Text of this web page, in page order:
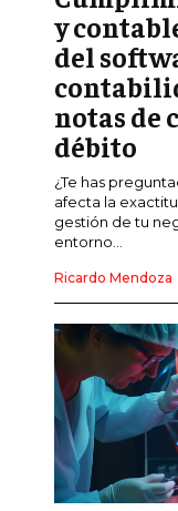
ESTRATEGIAS DE
MARKETING B2B
MARKETING B2C
FRANQUICIAS
MARKETING DE
E-COMMERCE
GESTIÓN DE CRISIS
EMPRESAS Y
GESTIÓN DE LA
CLIENTE
y
del
notas de
débito
¿Te has
afecta la
gestión de tu
entorno...
Ricardo Mendoza